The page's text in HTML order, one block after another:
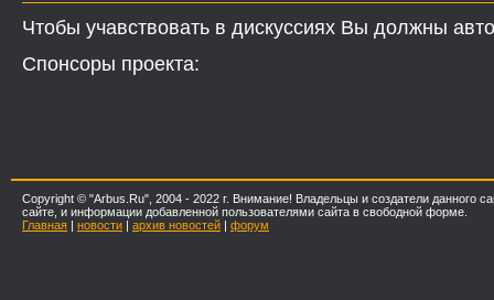
Чтобы учавствовать в дискуссиях Вы должны
Спонсоры проекта:
Copyright © "Arbus.Ru", 2004 - 2022 г. Внимание! Владельцы и создатели данного
сайте, и информации добавленной пользователями сайта в свободной форме.
Главная | новости | архив новостей | форум